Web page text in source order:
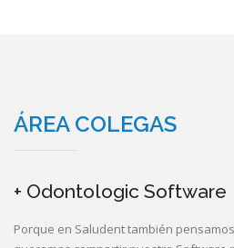
ÁREA COLEGAS
+ Odontologic Software
Porque en Saludent también